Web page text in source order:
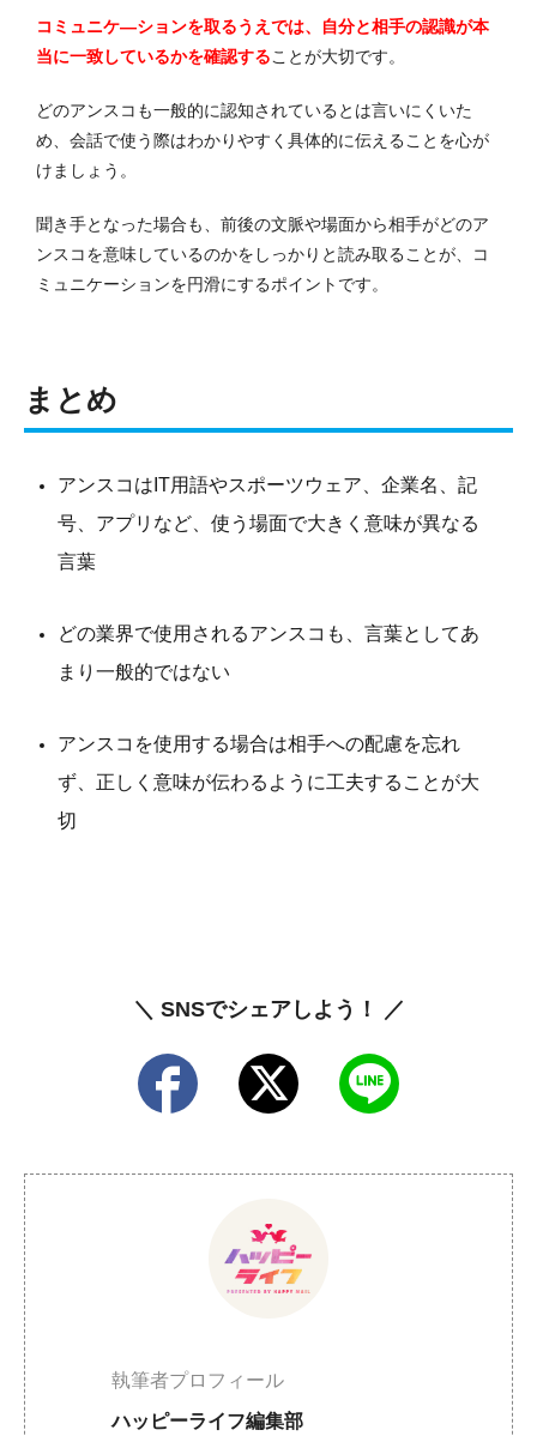
コミュニケ―ションを取るうえでは、自分と相手の認識が本
当に一致しているかを確認することが大切です。
どのアンスコも一般的に認知されているとは言いにくいた
め、会話で使う際はわかりやすく具体的に伝えることを心が
けましょう。
聞き手となった場合も、前後の文脈や場面から相手がどのア
ンスコを意味しているのかをしっかりと読み取ることが、コ
ミュニケーションを円滑にするポイントです。
まとめ
アンスコはIT用語やスポーツウェア、企業名、記
号、アプリなど、使う場面で大きく意味が異なる
言葉
どの業界で使用されるアンスコも、言葉としてあ
まり一般的ではない
アンスコを使用する場合は相手への配慮を忘れ
ず、正しく意味が伝わるように工夫することが大
切
＼ SNSでシェアしよう！ ／
執筆者プロフィール
ハッピーライフ編集部